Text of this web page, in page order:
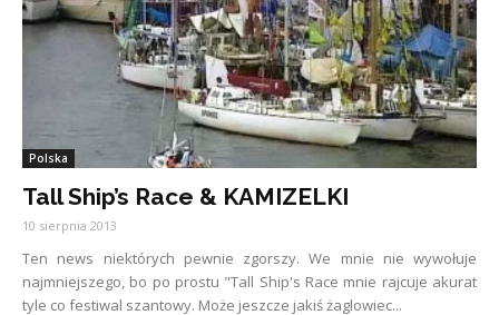
Polska
Tall Ship’s Race & KAMIZELKI
10 sierpnia 2013
Ten news niektórych pewnie zgorszy. We mnie nie wywołuje
najmniejszego, bo po prostu "Tall Ship's Race mnie rajcuje akurat
tyle co festiwal szantowy. Może jeszcze jakiś żaglowiec...